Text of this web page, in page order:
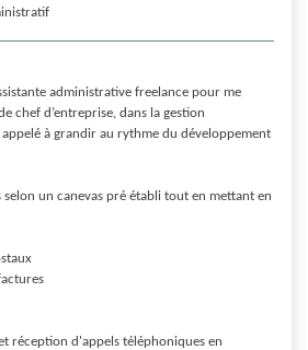
administrative freelance pour me
chef d’entreprise, dans la gestion
à grandir au rythme du développement
un canevas pré établi tout en mettant en
réception d'appels téléphoniques en